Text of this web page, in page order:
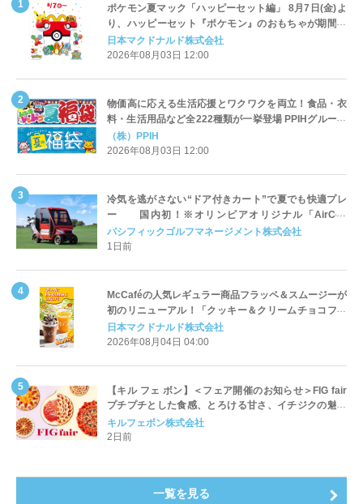
ポケモン夏マック「ハッピーセット編」 8月7日(金)よ
り、ハッピーセット『ポケモン』のおもちゃが期間限
定登場
日本マクドナルド株式会社
2026年08月03日 12:00
物価高に応える生活応援とワクワクを両立！食品・衣
料・生活用品など全222種類が一挙登場 PPIHグループ
「夏福袋」＆セール 8月6日(木)より順次スタート
（株）PPIH
2026年08月03日 12:00
冷気を逃がさない“ドア付きカート”で夏でも快適プレ
ー 国内初！※オリンピアオリジナル「AirCon
Cart（エアコンカート）」導入 | ＰＧＭ
パシフィックゴルフマネージメント株式会社
1日前
McCaféの人気レギュラー商品フラッペ＆スムージーが
初のリニューアル！「クッキー＆クリームチョコフラ
ッペ」「マンゴースムージー」8月5日（水）から販売
開始
日本マクドナルド株式会社
2026年08月04日 04:00
【キル フェ ボン】＜フェア開催のお知らせ＞FIG fair
プチプチとした食感、とろける甘さ、イチジクの魅力
をたっぷりと。新作を含め、イチジク尽くしの全4種が
登場8月20日（木）スタート
キルフェボン株式会社
2日前
一覧を見る